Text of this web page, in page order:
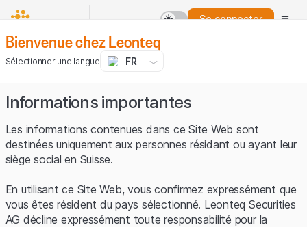
Se connecter
Bienvenue chez Leonteq
Sélectionner une langue FR
Informations importantes
Les informations contenues dans ce Site Web sont
destinées uniquement aux personnes résidant ou ayant leur
siège social en Suisse.
En utilisant ce Site Web, vous confirmez expressément que
vous êtes résident du pays sélectionné. Leonteq Securities
AG décline expressément toute responsabilité pour la